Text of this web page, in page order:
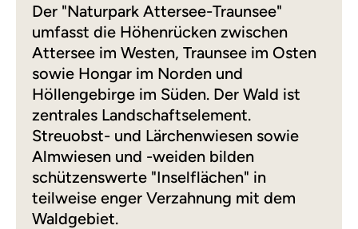
Der "Naturpark Attersee-Traunsee"
umfasst die Höhenrücken zwischen
Attersee im Westen, Traunsee im Osten
sowie Hongar im Norden und
Höllengebirge im Süden. Der Wald ist
zentrales Landschaftselement.
Streuobst- und Lärchenwiesen sowie
Almwiesen und -weiden bilden
schützenswerte "Inselflächen" in
teilweise enger Verzahnung mit dem
Waldgebiet.